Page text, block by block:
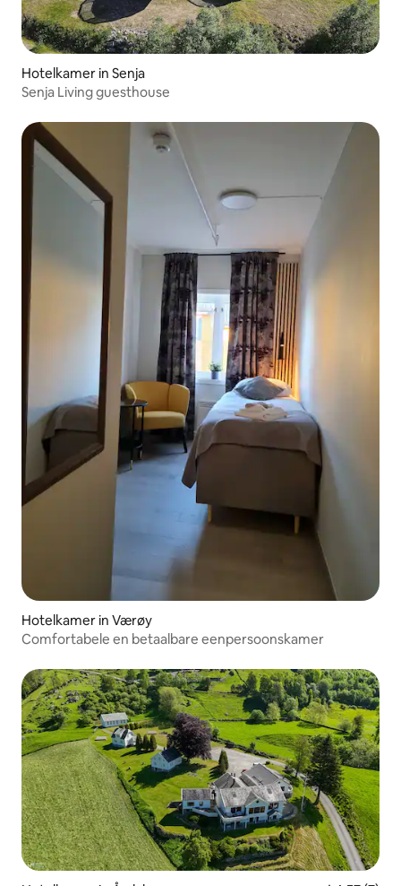
Hotelkamer in Senja
Senja Living guesthouse
Hotelkamer in Værøy
Comfortabele en betaalbare eenpersoonskamer